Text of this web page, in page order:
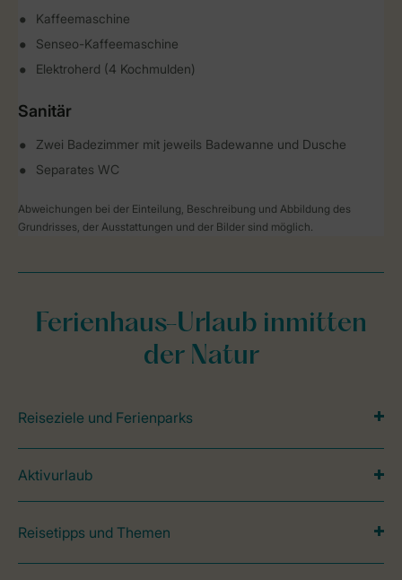
Kaffeemaschine
Senseo-Kaffeemaschine
Elektroherd (4 Kochmulden)
Sanitär
Zwei Badezimmer mit jeweils Badewanne und Dusche
Separates WC
Abweichungen bei der Einteilung, Beschreibung und Abbildung des
Grundrisses, der Ausstattungen und der Bilder sind möglich.
Ferienhaus-Urlaub inmitten
der Natur
Reiseziele und Ferienparks
Aktivurlaub
Reisetipps und Themen